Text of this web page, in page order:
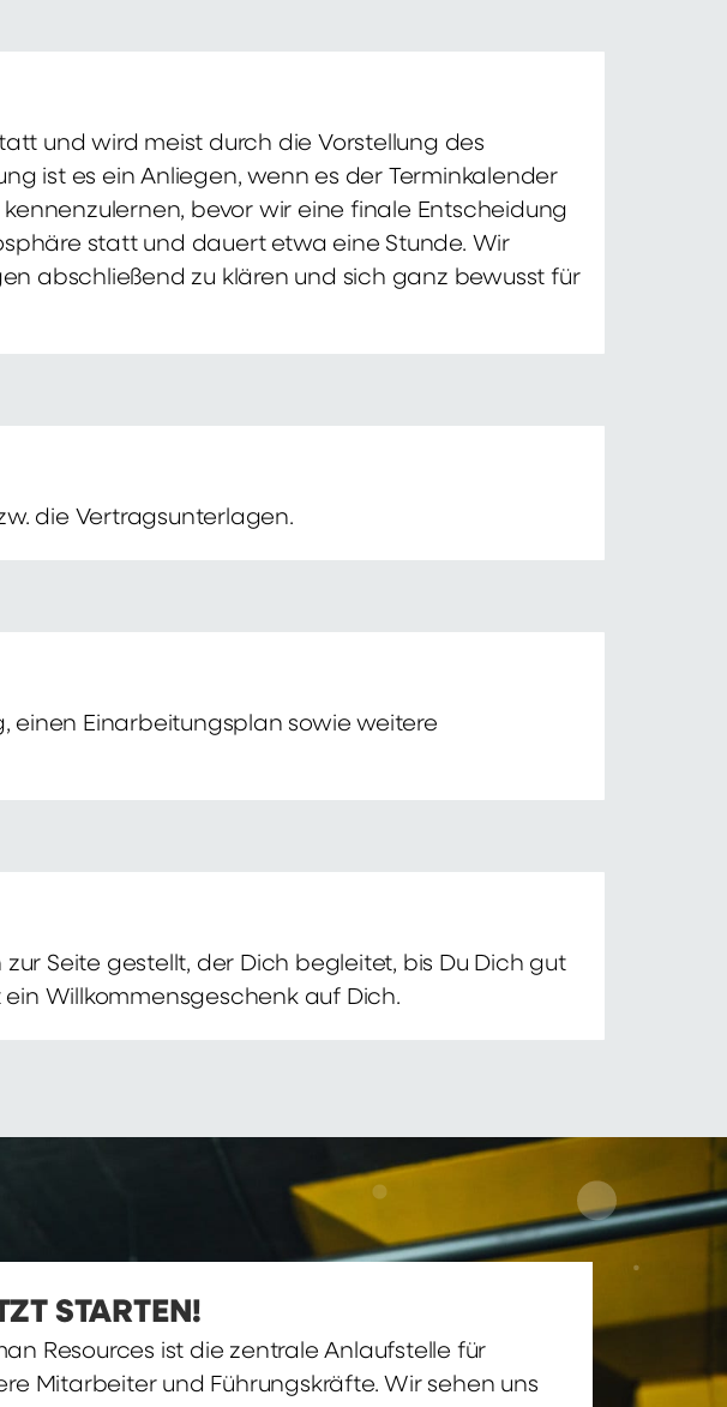
und wird meist durch die Vorstellung des
ist es ein Anliegen, wenn es der Terminkalender
bevor wir eine finale Entscheidung
statt und dauert etwa eine Stunde. Wir
abschließend zu klären und sich ganz bewusst für
die Vertragsunterlagen.
einen Einarbeitungsplan sowie weitere
Seite gestellt, der Dich begleitet, bis Du Dich gut
Willkommensgeschenk auf Dich.
STARTEN!
Resources ist die zentrale Anlaufstelle für
Mitarbeiter und Führungskräfte. Wir sehen uns